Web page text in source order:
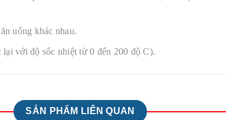
uống khác nhau.
với độ sốc nhiệt từ 0 đến 200 độ C).
SẢN PHẨM LIÊN QUAN